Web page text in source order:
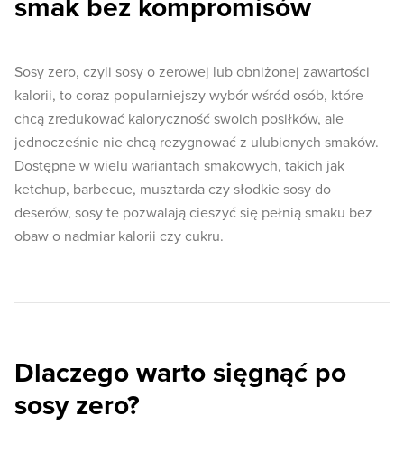
smak bez kompromisów
Sosy zero, czyli sosy o zerowej lub obniżonej zawartości
kalorii, to coraz popularniejszy wybór wśród osób, które
chcą zredukować kaloryczność swoich posiłków, ale
jednocześnie nie chcą rezygnować z ulubionych smaków.
Dostępne w wielu wariantach smakowych, takich jak
ketchup, barbecue, musztarda czy słodkie sosy do
deserów, sosy te pozwalają cieszyć się pełnią smaku bez
obaw o nadmiar kalorii czy cukru.
Dlaczego warto sięgnąć po
sosy zero?